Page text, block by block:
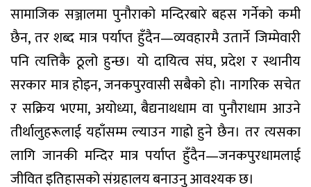
सामाजिक सञ्जालमा पुनौराको मन्दिरबारे बहस गर्नेको कमी
छैन, तर शब्द मात्र पर्याप्त हुँदैन—व्यवहारमै उतार्ने जिम्मेवारी
पनि त्यत्तिकै ठूलो हुन्छ। यो दायित्व संघ, प्रदेश र स्थानीय
सरकार मात्र होइन, जनकपुरवासी सबैको हो। नागरिक सचेत
र सक्रिय भएमा, अयोध्या, बैद्यनाथधाम वा पुनौराधाम आउने
तीर्थालुहरूलाई यहाँसम्म ल्याउन गाह्रो हुने छैन। तर त्यसका
लागि जानकी मन्दिर मात्र पर्याप्त हुँदैन—जनकपुरधामलाई
जीवित इतिहासको संग्रहालय बनाउनु आवश्यक छ।